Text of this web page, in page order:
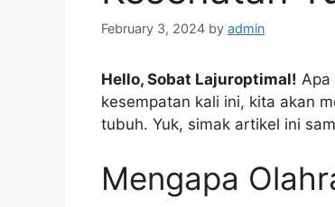
February 3, 2024 by admin
Hello, Sobat Lajuroptimal! Apa
kesempatan kali ini, kita akan
tubuh. Yuk, simak artikel ini
Mengapa